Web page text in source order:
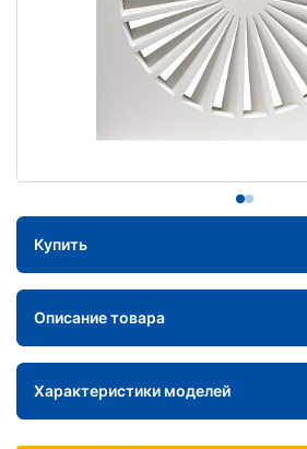
Купить
Описание товара
Характеристики моделей